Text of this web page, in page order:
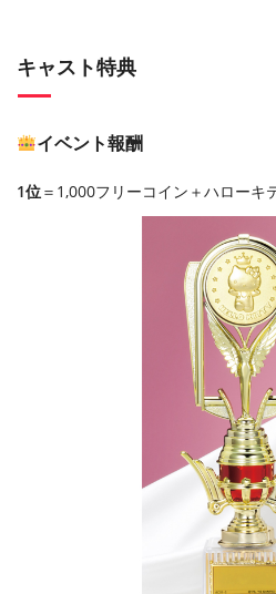
キャスト特典
イベント報酬
1位＝1,000フリーコイン＋ハローキ